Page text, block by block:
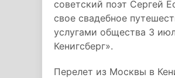
советский поэт Сергей
свое свадебное
услугами общества 3
Кенигсберг».
Перелет из Москвы в